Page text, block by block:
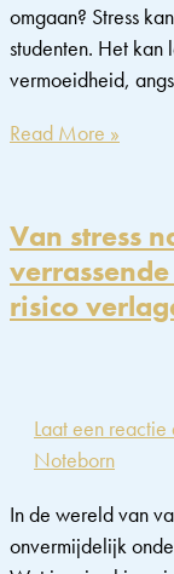
omgaan? Stress
studenten. Het kan
vermoeidheid,
Stress
Wat
zijn
de
effecten
ermee
om?
Read More »
Van stress
risico
Laat een reactie
Noteborn
In de wereld van
onvermijdelijk